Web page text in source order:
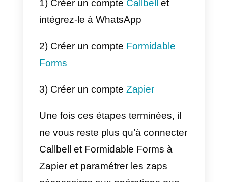
Méthode alternative
Zapierest un service qui permet
l’automatisation des opérations
entre les applications Web. Son
fonctionnement est basé sur la
création de « zaps », qui sont
règles d’automatisation
exécutées lorsqu’un certain